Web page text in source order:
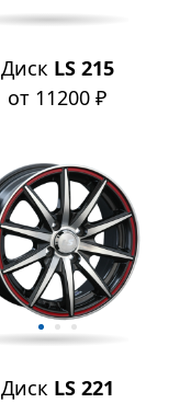
Диск LS 215
от 11200 ₽
Диск LS 221